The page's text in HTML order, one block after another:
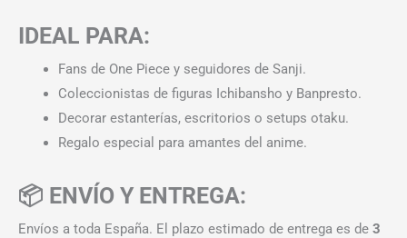
IDEAL PARA:
Fans de One Piece y seguidores de Sanji.
Coleccionistas de figuras Ichibansho y Banpresto.
Decorar estanterías, escritorios o setups otaku.
Regalo especial para amantes del anime.
📦 ENVÍO Y ENTREGA:
Envíos a toda España. El plazo estimado de entrega es de 3